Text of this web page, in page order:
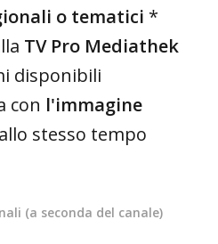
o tematici *
TV Pro Mediathek
disponibili
con l'immagine
stesso tempo
(a seconda del canale)